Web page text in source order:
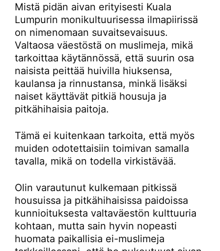
Mistä pidän aivan erityisesti Kuala
Lumpurin monikultuurisessa ilmapiirissä
on nimenomaan suvaitsevaisuus.
Valtaosa väestöstä on muslimeja, mikä
tarkoittaa käytännössä, että suurin osa
naisista peittää huivilla hiuksensa,
kaulansa ja rinnustansa, minkä lisäksi
naiset käyttävät pitkiä housuja ja
pitkähihaisia paitoja.
Tämä ei kuitenkaan tarkoita, että myös
muiden odotettaisiin toimivan samalla
tavalla, mikä on todella virkistävää.
Olin varautunut kulkemaan pitkissä
housuissa ja pitkähihaisissa paidoissa
kunnioituksesta valtaväestön kulttuuria
kohtaan, mutta sain hyvin nopeasti
huomata paikallisia ei-muslimeja